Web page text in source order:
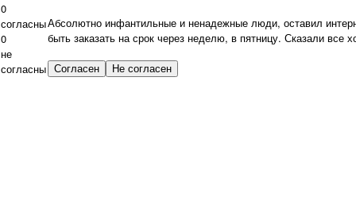
0
согласны
0
не
согласны
Абсолютно инфантильные и ненадежные люди, оставил
быть заказать на срок через неделю, в пятницу. Сказали